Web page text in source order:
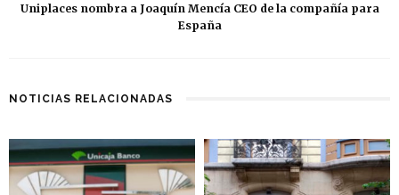
Uniplaces nombra a Joaquín Mencía CEO de la compañía para
España
NOTICIAS RELACIONADAS